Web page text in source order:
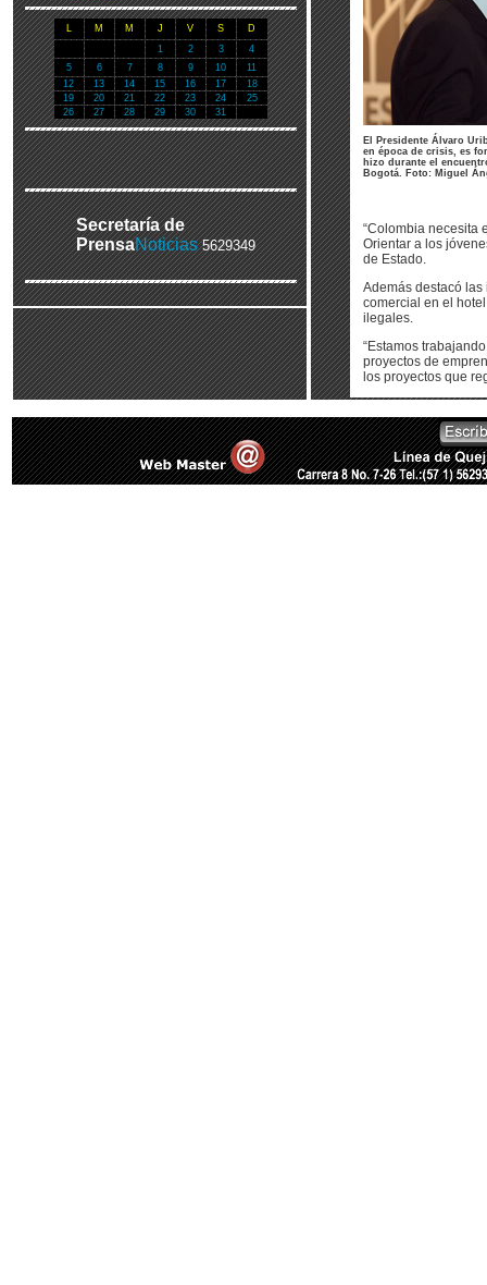
L M M J V S
D
1
2 3
4
5
6 7 8 9 10
11
12
13 14 15 16 17
18
19
20 21 22 23 24
25
26
27 28 29 30 31
Secretaría de
PrensaNoticias 5629349
El Presidente Álvaro
en época de crisis, es
hizo durante el
Bogotá. Foto: Miguel
“Colombia necesita
Orientar a los
de Estado.
Además destacó
comercial en el
ilegales.
“Estamos
proyectos de
los proyectos que